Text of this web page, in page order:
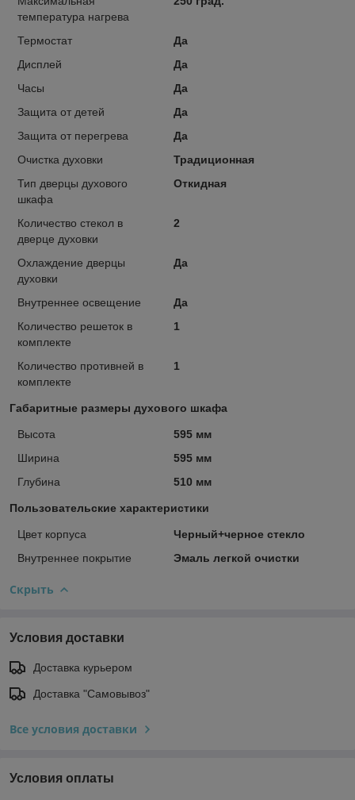
температура нагрева
Термостат
Да
Дисплей
Да
Часы
Да
Защита от детей
Да
Защита от перегрева
Да
Очистка духовки
Традиционная
Тип дверцы духового
шкафа
Откидная
Количество стекол в
дверце духовки
2
Охлаждение дверцы
духовки
Да
Внутреннее освещение
Да
Количество решеток в
комплекте
1
Количество противней в
комплекте
1
Габаритные размеры духового шкафа
Высота
595 мм
Ширина
595 мм
Глубина
510 мм
Пользовательские характеристики
Цвет корпуса
Черный+черное стекло
Внутреннее покрытие
Эмаль легкой очистки
Скрыть
Условия доставки
Доставка курьером
Доставка "Самовывоз"
Все условия доставки
Условия оплаты